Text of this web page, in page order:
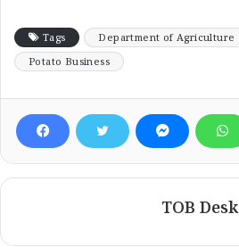
Tags Department of Agriculture
Potato Business
TOB Desk